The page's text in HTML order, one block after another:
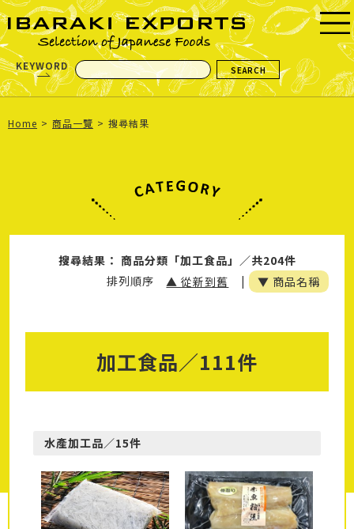
KEYWORD
Home 商品一覽 搜尋結果
搜尋結果： 商品分類「加工食品」／共204件
排列順序
▲ 從新到舊 | ▼ 商品名稱
加工食品／111件
水產加工品／15件